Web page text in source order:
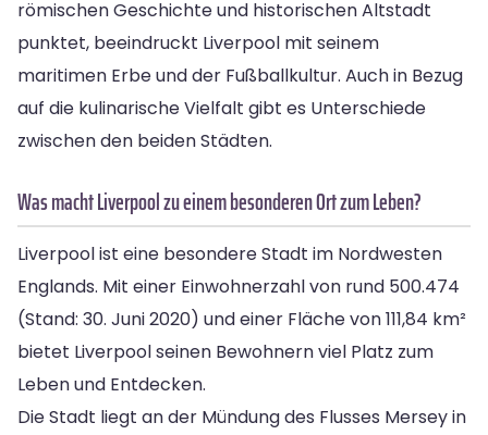
römischen Geschichte und historischen Altstadt
punktet, beeindruckt Liverpool mit seinem
maritimen Erbe und der Fußballkultur. Auch in Bezug
auf die kulinarische Vielfalt gibt es Unterschiede
zwischen den beiden Städten.
Was macht Liverpool zu einem besonderen Ort zum Leben?
Liverpool ist eine besondere Stadt im Nordwesten
Englands. Mit einer Einwohnerzahl von rund 500.474
(Stand: 30. Juni 2020) und einer Fläche von 111,84 km²
bietet Liverpool seinen Bewohnern viel Platz zum
Leben und Entdecken.
Die Stadt liegt an der Mündung des Flusses Mersey in